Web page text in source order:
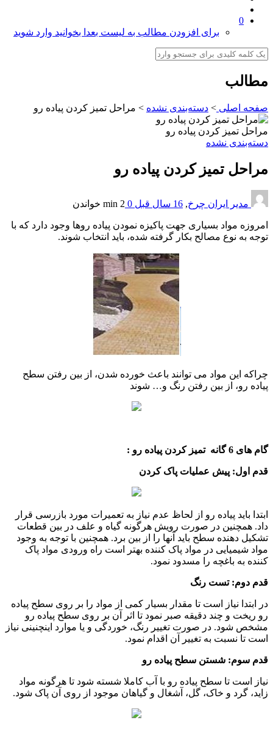
0
برای افزودن مطالب به لیست بعدا بخوانید وارد شوید
مطالب
صفحه اصلی > دسته‌بندی نشده > مراحل تمیز کردن پیاده رو
مراحل تمیز کردن پیاده رو
دسته‌بندی نشده
مراحل تمیز کردن پیاده رو
مدیر ایران چرخ, 16 سال قبل 0
2 min خواندن
امروزه مواد بسیاری جهت پاکیزه نمودن پیاده روها وجود دارد که با
توجه به نوع مصالح بكار گرفته شده، باید انتخاب شوند.
چراکه این مواد می توانند باعث خورده شدن، از بین رفتن سطح
پیاده رو، از بین رفتن رنگ و… شوند
گام های 6 گانه تمیز کردن پیاده رو :
قدم اول: پیش عملیات پاک کردن
ابتدا باید پیاده رو از لحاظ عدم نیاز به تعمیرات مورد بازرسی قرار
داد. همچنین در صورت رویش هرگونه گیاه و علف در بین قطعات
تشکیل دهنده سطح باید آنها را از بین برد. همچنین با توجه به وجود
مواد شیمیایی در مواد پاک کننده بهتر است راه ورودی مواد پاک
کننده به باغچه را مسدود نمود.
قدم دوم: تست رنگ
در ابتدا نیاز است تا مقدار بسیار کمی از مواد را بر روی سطح پیاده
رو ریخت و چند دقیقه صبر نمود تا اثر آن بر روی سطح پیاده رو
مشخص شود. در صورت تغییر رنگ، خوردگی و یا موارد اینچنینی نیاز
است تا نسبت به تغییر آن اقدام نمود.
قدم سوم: شستن سطح پیاده رو
نیاز است تا سطح پیاده رو با آب کاملا شسته شود تا هرگونه مواد
زاید، گرد و خاک، گل، آشغال و گیاهان موجود از روی آن پاک شود.